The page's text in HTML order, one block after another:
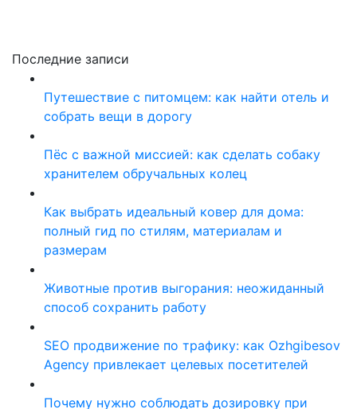
Последние записи
Путешествие с питомцем: как найти отель и
собрать вещи в дорогу
Пёс с важной миссией: как сделать собаку
хранителем обручальных колец
Как выбрать идеальный ковер для дома:
полный гид по стилям, материалам и
размерам
Животные против выгорания: неожиданный
способ сохранить работу
SEO продвижение по трафику: как Ozhgibesov
Agency привлекает целевых посетителей
Почему нужно соблюдать дозировку при